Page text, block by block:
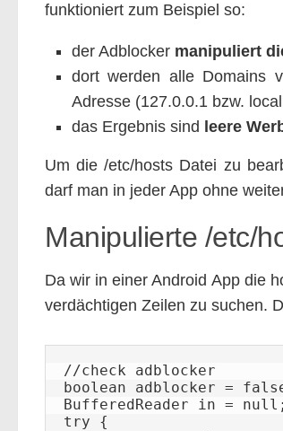
funktioniert zum Beispiel so:
der Adblocker manipuliert
dort werden alle Domains
Adresse (127.0.0.1 bzw.
das Ergebnis sind leere
Um die /etc/hosts Datei zu
darf man in jeder App ohne
Manipulierte /etc/
Da wir in einer Android App die
verdächtigen Zeilen zu suchen.
//check adblocker
boolean adblocker =
BufferedReader in = null;
try {